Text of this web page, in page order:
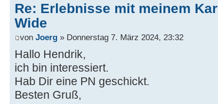
Re: Erlebnisse mit meinem
Wide
von Joerg » Donnerstag 7. März 2024, 23:32
Hallo Hendrik,
ich bin interessiert.
Hab Dir eine PN geschickt.
Besten Gruß,